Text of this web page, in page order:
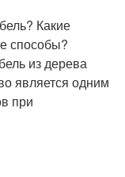
Какие
способы?
из дерева
является одним
при